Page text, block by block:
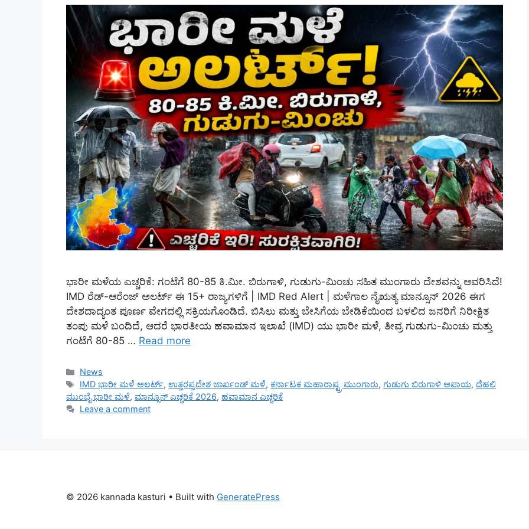
ಭಾರೀ ಮಳೆಯ ಎಚ್ಚರಿಕೆ: ಗಂಟೆಗೆ 80-85 ಕಿ.ಮೀ. ಬಿರುಗಾಳಿ, ಗುಡುಗು-ಮಿಂಚು ಸಹಿತ ಮುಂಗಾರು ದೇಶವನ್ನು ಆವರಿಸಿದೆ!
IMD ರೆಡ್-ಆರೆಂಜ್ ಅಲರ್ಟ್ ಈ 15+ ರಾಜ್ಯಗಳಿಗೆ | IMD Red Alert | ಮಳೆಗಾಲ ನೈಋತ್ಯ ಮಾನ್ಸೂನ್ 2026 ಈಗ
ದೇಶದಾದ್ಯಂತ ಪೂರ್ಣ ವೇಗದಲ್ಲಿ ಸಕ್ರಿಯಗೊಂಡಿದೆ. ಬಿಸಿಲು ಮತ್ತು ಬೇಸಿಗೆಯ ಬೇಡಿಕೆಯಿಂದ ಬಳಲಿದ ಜನರಿಗೆ ನಿರೀಕ್ಷಿತ
ತಂಪು ಮಳೆ ಬಂದಿದೆ, ಆದರೆ ಭಾರತೀಯ ಹವಾಮಾನ ಇಲಾಖೆ (IMD) ಯು ಭಾರೀ ಮಳೆ, ತೀವ್ರ ಗುಡುಗು-ಮಿಂಚು ಮತ್ತು
ಗಂಟೆಗೆ 80-85 … Read more
Categories
News
Tags
IMD ಭಾರೀ ಮಳೆ ಅಲರ್ಟ್,ಉತ್ತರಪ್ರದೇಶ ಜಾರ್ಖಂಡ್ ಮಳೆ,ಕರ್ನಾಟಕ ಮಹಾರಾಷ್ಟ್ರ ಮುಂಗಾರು,ಗುಡುಗು ಬಿರುಗಾಳಿ ಅಪಾಯ,ದೆಹಲಿ
ಮುಂಬೈ ಭಾರೀ ಮಳೆ, ಮಾನ್ಸೂನ್ ಎಚ್ಚರಿಕೆ 2026, ಹವಾಮಾನ ಎಚ್ಚರಿಕೆ
Leave a comment
© 2026 kannada kasturi • Built with GeneratePress